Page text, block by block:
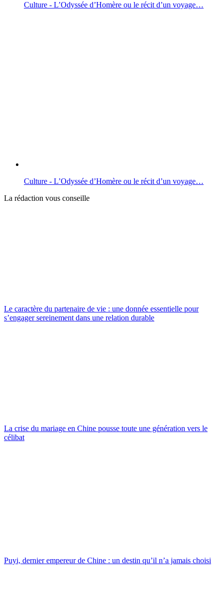
Culture - L’Odyssée d’Homère ou le récit d’un voyage…
Culture - L’Odyssée d’Homère ou le récit d’un voyage…
La rédaction vous conseille
Le caractère du partenaire de vie : une donnée essentielle pour
s’engager sereinement dans une relation durable
La crise du mariage en Chine pousse toute une génération vers le
célibat
Puyi, dernier empereur de Chine : un destin qu’il n’a jamais choisi